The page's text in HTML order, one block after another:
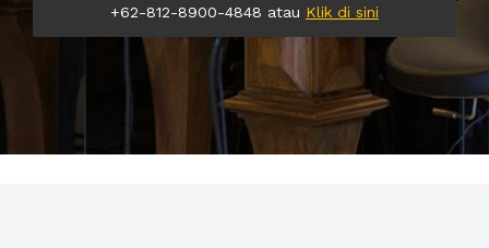
+62-812-8900-4848 atau Klik di sini